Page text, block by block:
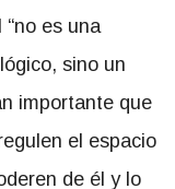
es una
sino un
importante que
el espacio
de él y lo